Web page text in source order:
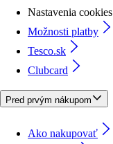
Nastavenia cookies
Možnosti platby
Tesco.sk
Clubcard
Pred prvým nákupom
Ako nakupovať